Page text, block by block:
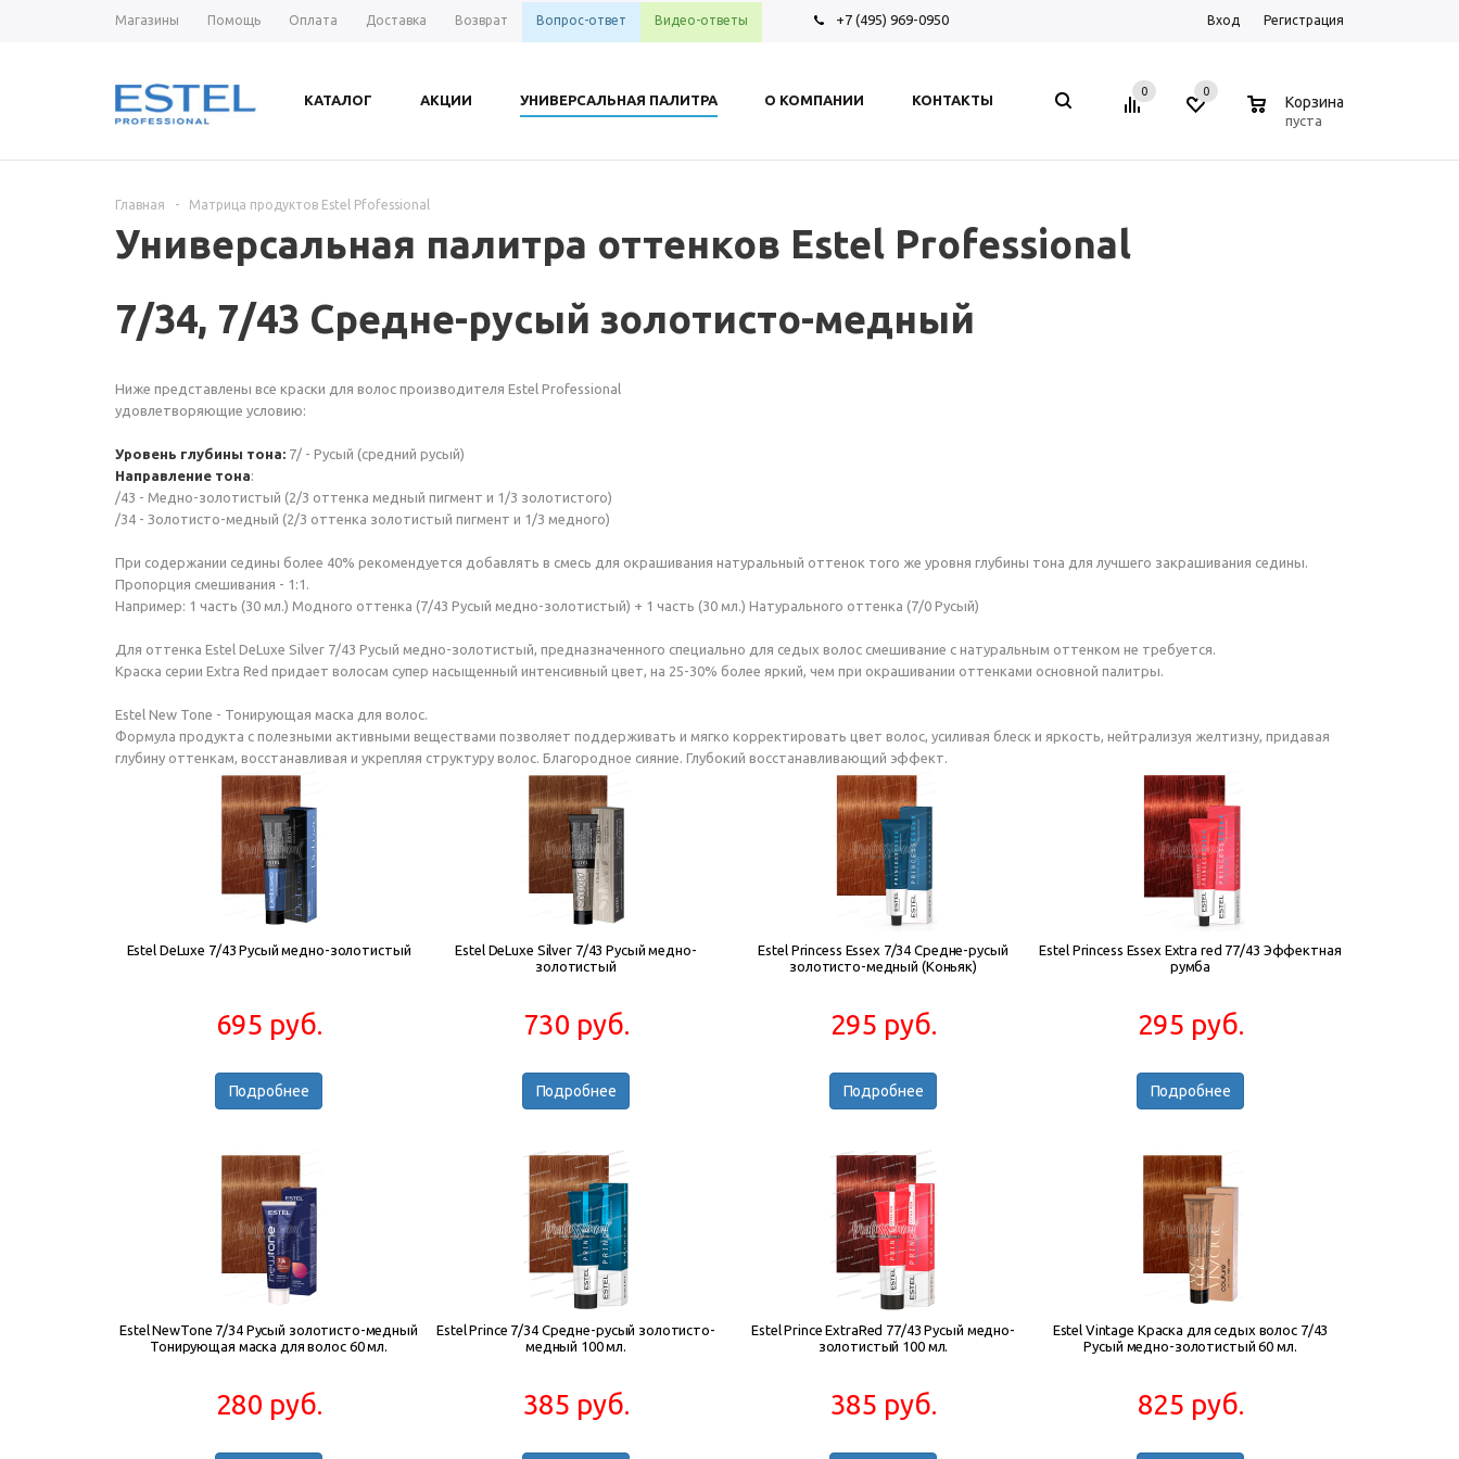
Магазины Помощь Оплата Доставка Возврат Вопрос-ответ Видео-ответы +7 (495) 969-0950 Вход Регистрация
КАТАЛОГ АКЦИИ УНИВЕРСАЛЬНАЯ ПАЛИТРА О КОМПАНИИ КОНТАКТЫ
0 0
Корзина
пуста
Главная - Матрица продуктов Estel Pfofessional
Универсальная палитра оттенков Estel Professional
7/34, 7/43 Средне-русый золотисто-медный
Ниже представлены все краски для волос производителя Estel Professional
удовлетворяющие условию:
Уровень глубины тона: 7/ - Русый (средний русый)
Направление тона:
/43 - Медно-золотистый (2/3 оттенка медный пигмент и 1/3 золотистого)
/34 - Золотисто-медный (2/3 оттенка золотистый пигмент и 1/3 медного)
При содержании седины более 40% рекомендуется добавлять в смесь для окрашивания натуральный оттенок того же уровня глубины тона для лучшего закрашивания седины.
Пропорция смешивания - 1:1.
Например: 1 часть (30 мл.) Модного оттенка (7/43 Русый медно-золотистый) + 1 часть (30 мл.) Натурального оттенка (7/0 Русый)
Для оттенка Estel DeLuxe Silver 7/43 Русый медно-золотистый, предназначенного специально для седых волос смешивание с натуральным оттенком не требуется.
Краска серии Extra Red придает волосам супер насыщенный интенсивный цвет, на 25-30% более яркий, чем при окрашивании оттенками основной палитры.
Estel New Tone - Тонирующая маска для волос.
Формула продукта с полезными активными веществами позволяет поддерживать и мягко корректировать цвет волос, усиливая блеск и яркость, нейтрализуя желтизну, придавая
глубину оттенкам, восстанавливая и укрепляя структуру волос. Благородное сияние. Глубокий восстанавливающий эффект.
Estel DeLuxe 7/43 Русый медно-золотистый
695 руб.
Подробнее
Estel DeLuxe Silver 7/43 Русый медно-
золотистый
730 руб.
Подробнее
Estel Princess Essex 7/34 Средне-русый
золотисто-медный (Коньяк)
295 руб.
Подробнее
Estel Princess Essex Extra red 77/43 Эффектная
румба
295 руб.
Подробнее
Estel NewTone 7/34 Русый золотисто-медный
Тонирующая маска для волос 60 мл.
280 руб.
Estel Prince 7/34 Средне-русый золотисто-
медный 100 мл.
385 руб.
Estel Prince ExtraRed 77/43 Русый медно-
золотистый 100 мл.
385 руб.
Estel Vintage Краска для седых волос 7/43
Русый медно-золотистый 60 мл.
825 руб.